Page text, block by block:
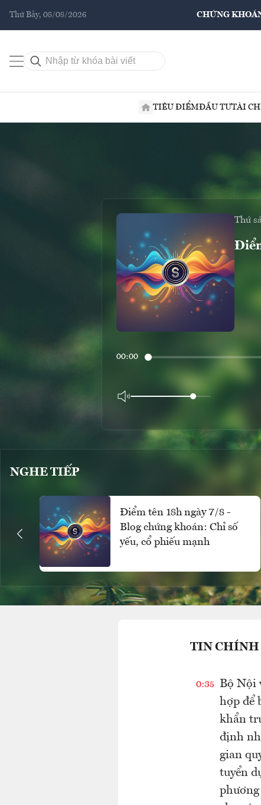
Thứ Bảy, 08/08/2026 CHỨNG
TIÊU ĐIỂMĐẦU TƯTÀI
Thứ
00:00
NGHE TIẾP
Điểm tên 18h ngày 7/8 -
Blog chứng khoán: Chỉ số
yếu, cổ phiếu mạnh
TIN CHÍNH
0:35
Bộ Nội
hợp để
khẩn
định
gian
tuyển